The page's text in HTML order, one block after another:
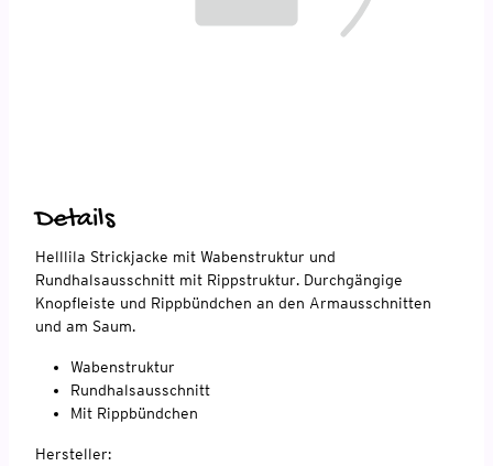
Details
Helllila Strickjacke mit Wabenstruktur und
Rundhalsausschnitt mit Rippstruktur. Durchgängige
Knopfleiste und Rippbündchen an den Armausschnitten
und am Saum.
Wabenstruktur
Rundhalsausschnitt
Mit Rippbündchen
Hersteller: